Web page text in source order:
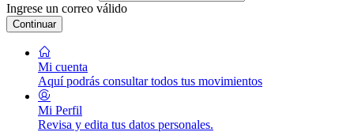
Ingrese un correo válido
Continuar
Mi cuenta
Aquí podrás consultar todos tus movimientos
Mi Perfil
Revisa y edita tus datos personales.